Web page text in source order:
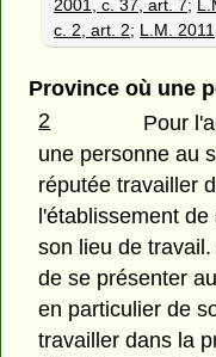
2001, c. 37, art. 7;
c. 2, art. 2; L.M.
Province où une
2
Pour
une personne au
réputée travailler
l'établissement
son lieu de
de se présenter
en particulier de
travailler dans la